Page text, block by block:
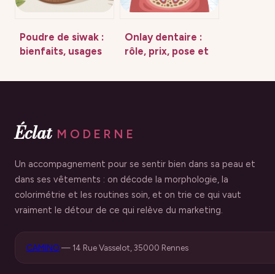
Poudre de siwak :
bienfaits, usages
pour vos dents
Onlay dentaire :
rôle, prix, pose et
expliqués
Éclat MODERNE
Un accompagnement pour se sentir bien dans sa peau et
dans ses vêtements : on décode la morphologie, la
colorimétrie et les routines soin, et on trie ce qui vaut
vraiment le détour de ce qui relève du marketing.
CAMINO —14 Rue Vasselot, 35000 Rennes